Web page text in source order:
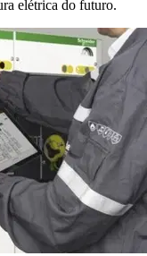
elétrica do futuro.